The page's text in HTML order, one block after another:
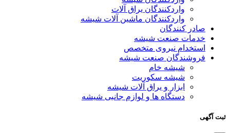
واردکنندگان یراق آلات
واردکنندگان ماشین آلات شیشه
صادر کنندگان
خدمات صنعت شیشه
استخدام نیروی متخصص
فروشندگان صنعت شیشه
شیشه خام
شیشه سکوریت
ابزار و یراق آلات شیشه
دستگاه ها و لوازم جانبی شیشه
ثبت آگهی